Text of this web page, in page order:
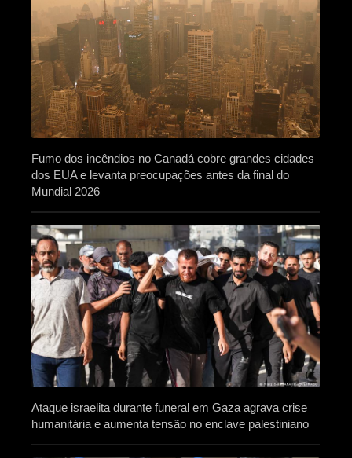
Fumo dos incêndios no Canadá cobre grandes cidades
dos EUA e levanta preocupações antes da final do
Mundial 2026
Ataque israelita durante funeral em Gaza agrava crise
humanitária e aumenta tensão no enclave palestiniano